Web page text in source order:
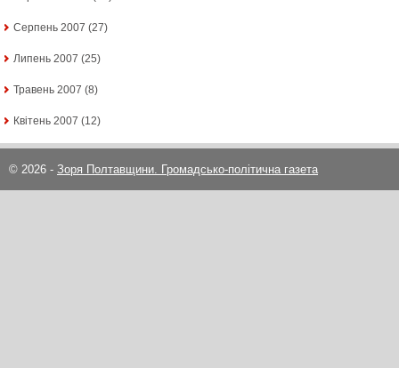
Серпень 2007 (27)
Липень 2007 (25)
Травень 2007 (8)
Квітень 2007 (12)
© 2026 - Зоря Полтавщини. Громадсько-політична газета